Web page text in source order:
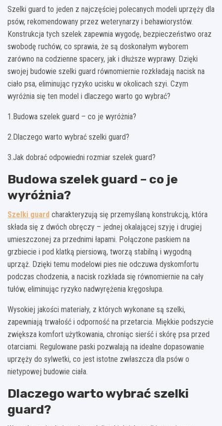
Szelki guard to jeden z najczęściej polecanych modeli uprzęży dla
psów, rekomendowany przez weterynarzy i behawiorystów.
Konstrukcja tych szelek zapewnia wygodę, bezpieczeństwo oraz
swobodę ruchów, co sprawia, że są doskonałym wyborem
zarówno na codzienne spacery, jak i dłuższe wyprawy. Dzięki
swojej budowie szelki guard równomiernie rozkładają nacisk na
ciało psa, eliminując ryzyko ucisku w okolicach szyi. Czym
wyróżnia się ten model i dlaczego warto go wybrać?
1.Budowa szelek guard – co je wyróżnia?
2.Dlaczego warto wybrać szelki guard?
3.Jak dobrać odpowiedni rozmiar szelek guard?
Budowa szelek guard – co je
wyróżnia?
Szelki guard charakteryzują się przemyślaną konstrukcją, która
składa się z dwóch obręczy – jednej okalającej szyję i drugiej
umieszczonej za przednimi łapami. Połączone paskiem na
grzbiecie i pod klatką piersiową, tworzą stabilną i wygodną
uprząż. Dzięki temu modelowi pies nie odczuwa dyskomfortu
podczas chodzenia, a nacisk rozkłada się równomiernie na cały
tułów, eliminując ryzyko nadwyrężenia kręgosłupa.
Wysokiej jakości materiały, z których wykonane są szelki,
zapewniają trwałość i odporność na przetarcia. Miękkie podszycie
zwiększa komfort użytkowania, chroniąc sierść i skórę psa przed
otarciami. Regulowane paski pozwalają na idealne dopasowanie
uprzęży do sylwetki, co jest istotne zwłaszcza dla psów o
nietypowej budowie ciała.
Dlaczego warto wybrać szelki
guard?